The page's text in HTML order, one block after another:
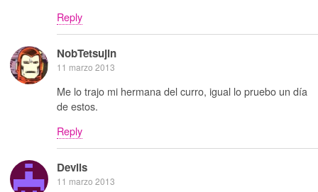
Reply
NobTetsujin
11 marzo 2013
Me lo trajo mi hermana del curro, igual lo pruebo un día
de estos.
Reply
Devils
11 marzo 2013